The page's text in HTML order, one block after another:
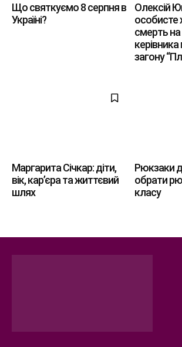
Що святкуємо 8 серпня в
Україні?
Олексій
особисте
смерть
загону
Маргарита Січкар: діти,
вік, кар’єра та життєвий
шлях
Рюкзаки
обрати
класу